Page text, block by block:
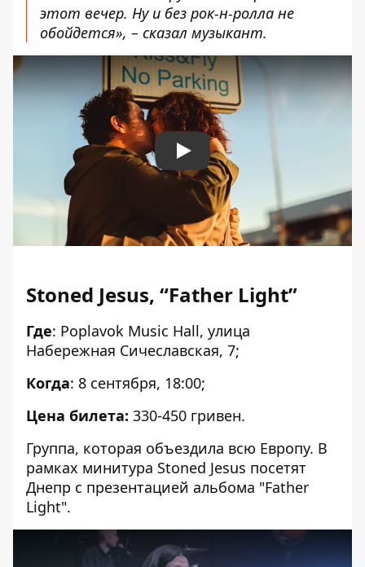
этот вечер. Ну и без рок-н-ролла не
обойдется», – сказал музыкант.
Play
Stoned Jesus, “Father Light”
Где: Poplavok Music Hall, улица
Набережная Сичеславская, 7;
Когда: 8 сентября, 18:00;
Цена билета: 330-450 гривен.
Группа, которая объездила всю Европу. В
рамках минитура Stoned Jesus посетят
Днепр с презентацией альбома "Father
Light".